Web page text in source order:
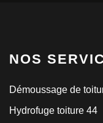
NOS
Démoussage de
Hydrofuge toiture 44